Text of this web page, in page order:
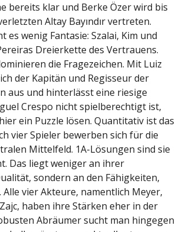
bereits klar und Berke Özer wird bis
Altay Bayındır vertreten.
es wenig Fantasie: Szalai, Kim und
Dreierkette des Vertrauens.
die Fragezeichen. Mit Luiz
der Kapitän und Regisseur der
aus und hinterlässt eine riesige
Crespo nicht spielberechtigt ist,
ein Puzzle lösen. Quantitativ ist das
vier Spieler bewerben sich für die
Mittelfeld. 1A-Lösungen sind sie
Das liegt weniger an ihrer
sondern an den Fähigkeiten,
vier Akteure, namentlich Meyer,
haben ihre Stärken eher in der
Abräumer sucht man hingegen